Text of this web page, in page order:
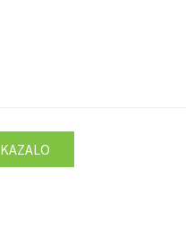
KAZALO